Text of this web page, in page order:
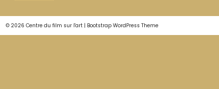
© 2026 Centre du film sur l'art | Bootstrap WordPress Theme